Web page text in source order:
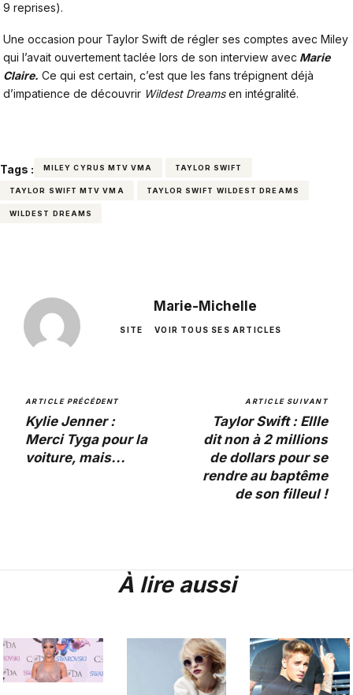
9 reprises).
Une occasion pour Taylor Swift de régler ses comptes avec Miley
qui l’avait ouvertement taclée lors de son interview avec Marie
Claire. Ce qui est certain, c’est que les fans trépignent déjà
d’impatience de découvrir Wildest Dreamsen intégralité.
Tags : MILEY CYRUS MTV VMA TAYLOR SWIFT
TAYLOR SWIFT MTV VMA TAYLOR SWIFT WILDEST DREAMS
WILDEST DREAMS
Marie-Michelle
SITE VOIR TOUS SES ARTICLES
ARTICLE PRÉCÉDENT
Kylie Jenner :
Merci Tyga pour la
voiture, mais...
ARTICLE SUIVANT
Taylor Swift : Ellle
dit non à 2 millions
de dollars pour se
rendre au baptême
de son filleul !
À lire aussi